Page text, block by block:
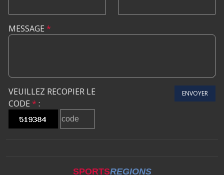
MESSAGE *
VEUILLEZ RECOPIER LE
CODE * :
ENVOYER
SPORTSREGIONS